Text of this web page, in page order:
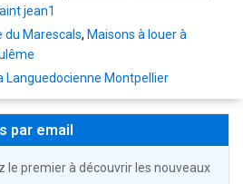
jean1
du Marescals, Maisons à louer à
Languedocienne Montpellier
par email
le premier à découvrir les nouveaux